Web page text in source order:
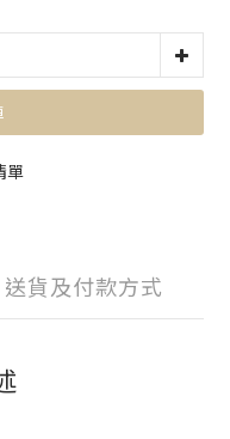
單
送貨及付款方式